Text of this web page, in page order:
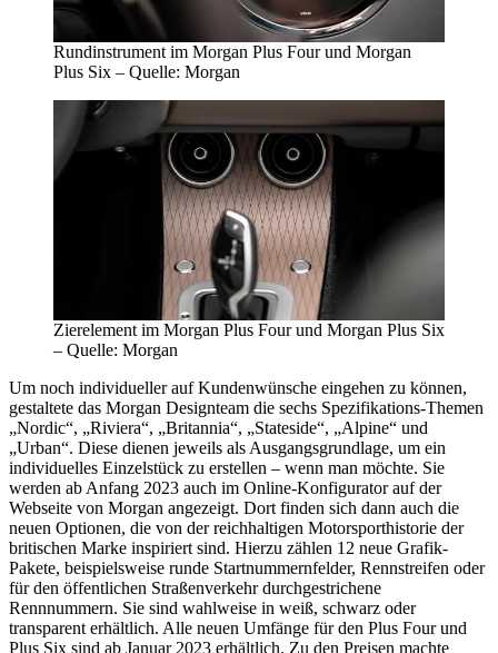
Rundinstrument im Morgan Plus Four und Morgan
Plus Six – Quelle: Morgan
Zierelement im Morgan Plus Four und Morgan Plus Six
– Quelle: Morgan
Um noch individueller auf Kundenwünsche eingehen zu können,
gestaltete das Morgan Designteam die sechs Spezifikations-Themen
„Nordic“, „Riviera“, „Britannia“, „Stateside“, „Alpine“ und
„Urban“. Diese dienen jeweils als Ausgangsgrundlage, um ein
individuelles Einzelstück zu erstellen – wenn man möchte. Sie
werden ab Anfang 2023 auch im Online-Konfigurator auf der
Webseite von Morgan angezeigt. Dort finden sich dann auch die
neuen Optionen, die von der reichhaltigen Motorsporthistorie der
britischen Marke inspiriert sind. Hierzu zählen 12 neue Grafik-
Pakete, beispielsweise runde Startnummernfelder, Rennstreifen oder
für den öffentlichen Straßenverkehr durchgestrichene
Rennnummern. Sie sind wahlweise in weiß, schwarz oder
transparent erhältlich. Alle neuen Umfänge für den Plus Four und
Plus Six sind ab Januar 2023 erhältlich. Zu den Preisen machte